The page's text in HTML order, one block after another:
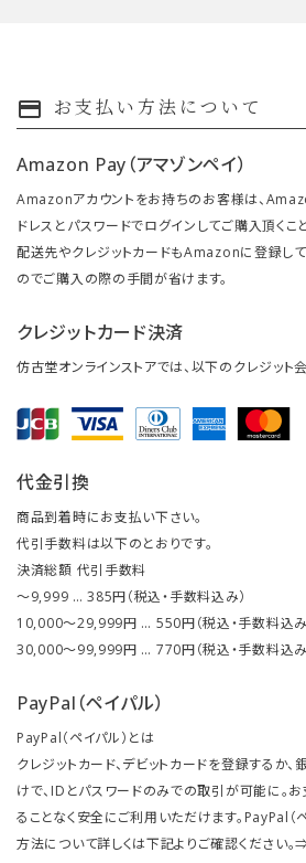
payment お支払い方法について
Amazon Pay（アマゾンペイ）
Amazonアカウントをお持ちのお客様は、
ドレスとパスワードでログインしてご購入頂くこ
配送先やクレジットカードもAmazonに登録し
のでご購入の際の手間が省けます。
クレジットカード決済
仿古堂オンラインストアでは、以下のクレジット
代金引換
商品到着時にお支払い下さい。
代引手数料は以下のとおりです。
決済総額 代引手数料
～9,999 … 385円（税込・手数料込み）
10,000～29,999円 … 550円（税込・手数料込み
30,000～99,999円 … 770円（税込・手数料込み
PayPal（ペイパル）
PayPal（ペイパル）とは
クレジットカード、デビットカードを登録するか
けで、IDとパスワードのみでの取引が可能に。
ることなく安全にご利用いただけます。PayPal（
方法について詳しくは下記よりご確認ください。